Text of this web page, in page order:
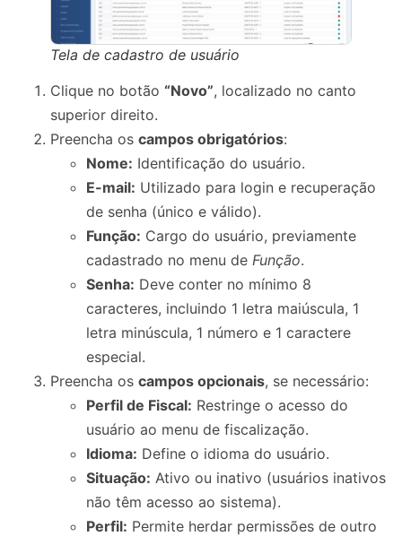
Tela de cadastro de usuário
Clique no botão “Novo”, localizado no canto
superior direito.
Preencha os campos obrigatórios:
Nome: Identificação do usuário.
E-mail: Utilizado para login e recuperação
de senha (único e válido).
Função: Cargo do usuário, previamente
cadastrado no menu de Função.
Senha: Deve conter no mínimo 8
caracteres, incluindo 1 letra maiúscula, 1
letra minúscula, 1 número e 1 caractere
especial.
Preencha os campos opcionais, se necessário:
Perfil de Fiscal: Restringe o acesso do
usuário ao menu de fiscalização.
Idioma: Define o idioma do usuário.
Situação: Ativo ou inativo (usuários inativos
não têm acesso ao sistema).
Perfil: Permite herdar permissões de outro